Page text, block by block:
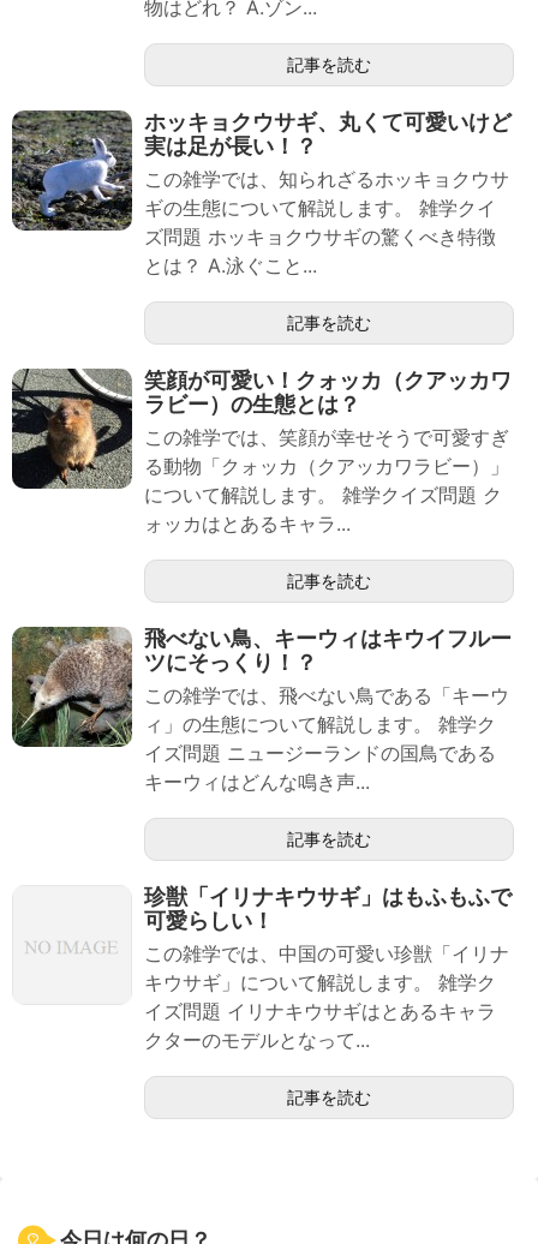
物はどれ？ A.ゾン...
記事を読む
ホッキョクウサギ、丸くて可愛いけど
実は足が長い！？
この雑学では、知られざるホッキョクウサ
ギの生態について解説します。 雑学クイ
ズ問題 ホッキョクウサギの驚くべき特徴
とは？ A.泳ぐこと...
記事を読む
笑顔が可愛い！クォッカ（クアッカワ
ラビー）の生態とは？
この雑学では、笑顔が幸せそうで可愛すぎ
る動物「クォッカ（クアッカワラビー）」
について解説します。 雑学クイズ問題 ク
ォッカはとあるキャラ...
記事を読む
飛べない鳥、キーウィはキウイフルー
ツにそっくり！？
この雑学では、飛べない鳥である「キーウ
ィ」の生態について解説します。 雑学ク
イズ問題 ニュージーランドの国鳥である
キーウィはどんな鳴き声...
記事を読む
珍獣「イリナキウサギ」はもふもふで
可愛らしい！
この雑学では、中国の可愛い珍獣「イリナ
キウサギ」について解説します。 雑学ク
イズ問題 イリナキウサギはとあるキャラ
クターのモデルとなって...
記事を読む